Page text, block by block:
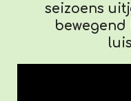
seizoens
bewegend